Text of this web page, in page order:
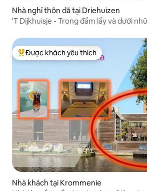
Nhà nghỉ thôn dã tại Driehuizen
'T Dijkhuisje - Trong đầm lầy và dưới
Được khách yêu thích nhất
Được khách yêu thích
Nhà khách tại Krommenie